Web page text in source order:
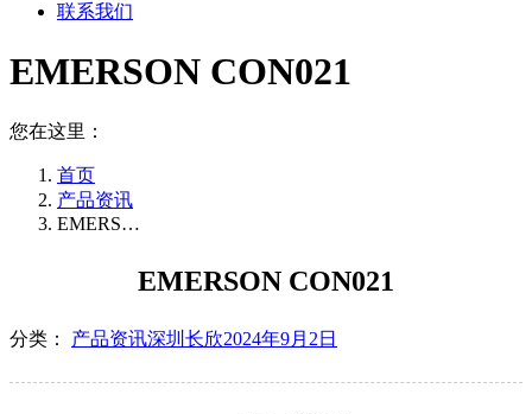
联系我们
EMERSON CON021
您在这里：
首页
产品资讯
EMERS…
EMERSON CON021
分类： 产品资讯深圳长欣2024年9月2日